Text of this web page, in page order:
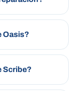
Oasis?
Scribe?